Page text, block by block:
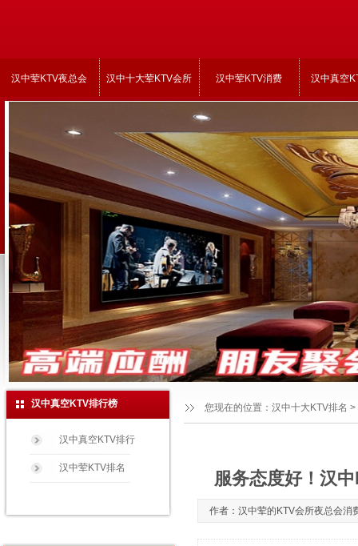
汉中荤KTV夜总会 汉中十大荤KTV会所 汉中荤KTV消费 汉中真空
您现在的位置： 汉中十大KTV排名 >
汉中真空KTV排行榜
汉中真空KTV排行
汉中荤KTV排名
服务态度好！汉
作者：汉中荤的KTV会所夜总会